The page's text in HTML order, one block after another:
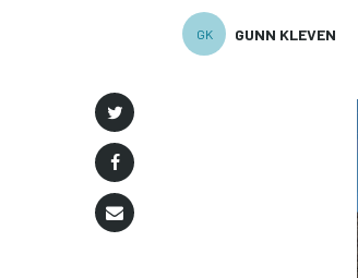
GK GUNN KLEVEN